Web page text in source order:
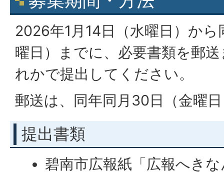
2026年1月14日（水曜日）か
曜日）までに、必要書類を郵
れかで提出してください。
郵送は、同年同月30日（金曜
提出書類
碧南市広報紙「広報へき